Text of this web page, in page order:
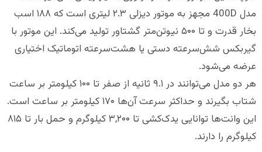
مدل 400D مجهز به موتور دیزلی ۲.۳ لیتری است که ۱۸۸ اسب
بخار قدرت و تا ۵۰۰ نیوتن‌متر گشتاور تولید می‌کند. این موتور با
گیربکس شش‌سرعته دستی یا هشت‌سرعته اتوماتیک اختیاری
عرضه می‌شود.
هر دو مدل می‌توانند در ۹.۱ ثانیه از صفر تا ۱۰۰ کیلومتر بر ساعت
شتاب بگیرند و حداکثر سرعت آن‌ها ۱۷۰ کیلومتر بر ساعت است.
این وانت‌ها توانایی یدک‌کشی تا ۳,۲۰۰ کیلوگرم و حمل بار تا ۸۱۵
کیلوگرم را دارند.